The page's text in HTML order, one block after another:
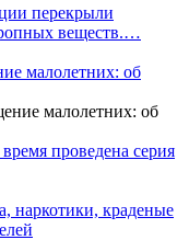
перекрыли
веществ.…
малолетних: об
проведена серия
наркотики, краденые